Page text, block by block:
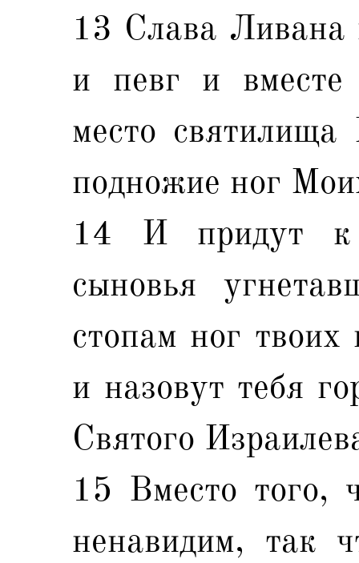
13 Слава Ливана
и певг и вместе
место
подножие ног
14 И придут к
сыновья
стопам ног твоих
и назовут тебя
Святого
15 Вместо того,
ненавидим, так